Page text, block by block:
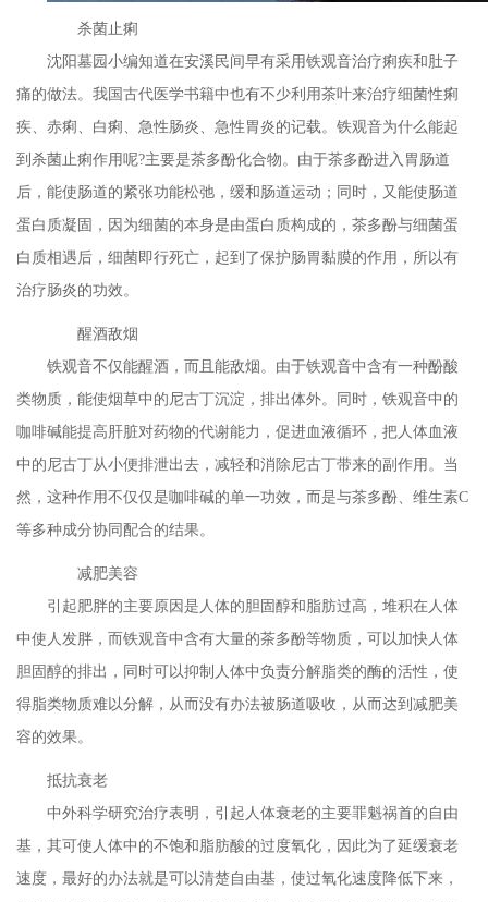
杀菌止痢
沈阳墓园 小编知道在安溪民间早有采用铁观音治疗痢疾和肚子
痛的做法。我国古代医学书籍中也有不少利用茶叶来治疗细菌性痢
疾、赤痢、白痢、急性肠炎、急性胃炎的记载。铁观音为什么能起
到杀菌止痢作用呢?主要是茶多酚化合物。由于茶多酚进入胃肠道
后，能使肠道的紧张功能松弛，缓和肠道运动；同时，又能使肠道
蛋白质凝固，因为细菌的本身是由蛋白质构成的，茶多酚与细菌蛋
白质相遇后，细菌即行死亡，起到了保护肠胃黏膜的作用，所以有
治疗肠炎的功效。
醒酒敌烟
铁观音不仅能醒酒，而且能敌烟。由于铁观音中含有一种酚酸
类物质，能使烟草中的尼古丁沉淀，排出体外。同时，铁观音中的
咖啡碱能提高肝脏对药物的代谢能力，促进血液循环，把人体血液
中的尼古丁从小便排泄出去，减轻和消除尼古丁带来的副作用。当
然，这种作用不仅仅是咖啡碱的单一功效，而是与茶多酚、维生素C
等多种成分协同配合的结果。
减肥美容
引起肥胖的主要原因是人体的胆固醇和脂肪过高，堆积在人体
中使人发胖，而铁观音中含有大量的茶多酚等物质，可以加快人体
胆固醇的排出，同时可以抑制人体中负责分解脂类的酶的活性，使
得脂类物质难以分解，从而没有办法被肠道吸收，从而达到减肥美
容的效果。
抵抗衰老
中外科学研究治疗表明，引起人体衰老的主要罪魁祸首的自由
基，其可使人体中的不饱和脂肪酸的过度氧化，因此为了延缓衰老
速度，最好的办法就是可以清楚自由基，使过氧化速度降低下来，